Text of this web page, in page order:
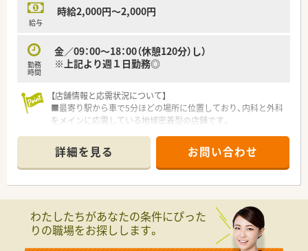
給与
時給2,000円～2,000円
勤務
時間
金／09：00～18：00（休憩120分）し）
※上記より週１日勤務◎
【店舗情報と応需状況について】
■最寄り駅から車で5分ほどの場所に位置しており、内科と外科
をメインに応需している地域密着型の店舗です。
とりと丁寧に向き合える環境が整っています。
■ベテラン薬剤師が多く在籍しているため、ブランクがある方や
未経験の方も大歓迎です。周囲が優しくフォローするので安心
してください。
■今回は欠員補充による募集となっており、特に金曜日の18時
まで勤務できる方を急募しております。
■残業はほぼ発生しません◎、週1日勤務のため、無理なく働け
詳細を見る お問い合わせ
わたしたちがあなたの条件にぴった
りの職場をお探しします。